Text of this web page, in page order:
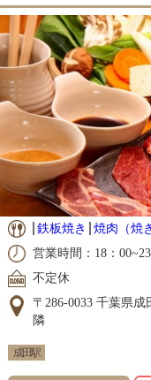
鉄板焼き
焼肉（焼
営業時間：18：
不定休
〒286-0033 千葉県
隣
成田駅